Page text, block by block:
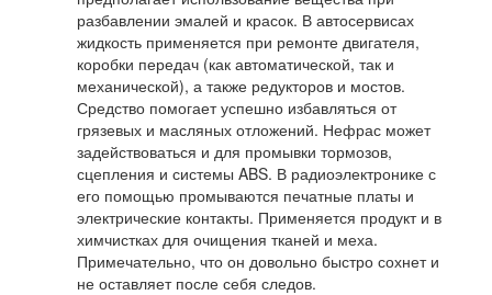
разбавлении эмалей и красок. В автосервисах
жидкость применяется при ремонте двигателя,
коробки передач (как автоматической, так и
механической), а также редукторов и мостов.
Средство помогает успешно избавляться от
грязевых и масляных отложений. Нефрас может
задействоваться и для промывки тормозов,
сцепления и системы ABS. В радиоэлектронике с
его помощью промываются печатные платы и
электрические контакты. Применяется продукт и в
химчистках для очищения тканей и меха.
Примечательно, что он довольно быстро сохнет и
не оставляет после себя следов.